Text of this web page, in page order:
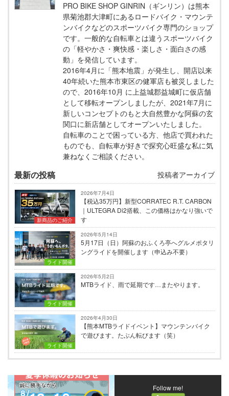
PRO BIKE SHOP GINRIN（ギンリン）は熊本
県菊池郡大津町にあるロードバイク・マウンテ
ンバイクなどのスポーツバイク専門のショップ
です。一般的な自転車とは違うスポーツバイク
の「軽やかさ・爽快感・楽しさ・面白さの感
動」を発信しています。
2016年4月に「熊本地震」が発生し、開店以来
40年続いた熊本市東区の健軍店も被災しました
ので、2016年10月 に上益城郡益城町に仮店舗
として移転オープンしましたが、2021年7月に
新しいコンセプトのもと大自然豊かな阿蘇の玄
関口に新店舗としてオープンいたしました。
自転車のことで困っている方、他店で買われた
ものでも、自転車が好きで探究心旺盛な私に気
兼ねなくご相談ください。
最新の投稿 投稿者アーカイブ
新商品のご紹介
2026年7月4日
【税込35万円】新型CORRATEC R.T. CARBON
｜ULTEGRA Di2搭載、この価格はかなり強いで
す
ライド開催
2026年5月14日
5月17日（日）阿蘇のおふくろ亭へグルメポタリ
ングライドを開催します（申込み不要）
ライド開催
2026年5月2日
MTBライド、雨で延期です…またやります。
ライド開催
2026年4月30日
【熊本MTBライドイベント】マウンテンバイク
で遊びます。たぶん転びます（笑）
Follow me!